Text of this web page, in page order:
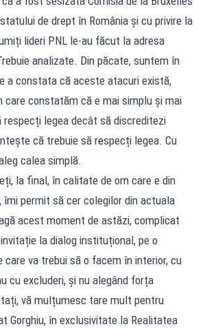
de drept în România și cu privire la
lideri PNL le-au făcut la adresa
analizate. Din păcate, suntem în
a constata că aceste atacuri există,
constatăm că e mai simplu și mai
respecți legea decât să discreditezi
că trebuie să respecți legea. Cu
calea simplă.
la final, în calitate de om care e din
îmi permit să cer colegilor din actuala
acest moment de astăzi, complicat
la dialog instituțional, pe o
care va trebui să o facem în interior, cu
cu excluderi, și nu alegând forța
vă mulțumesc tare mult pentru
Gorghiu, în exclusivitate la Realitatea